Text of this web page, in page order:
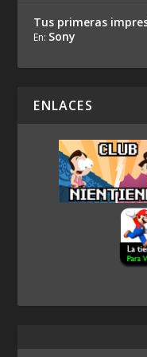
Tus primeras
En: Sony
ENLACES